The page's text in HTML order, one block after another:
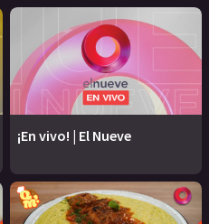
¡En vivo! | El Nueve